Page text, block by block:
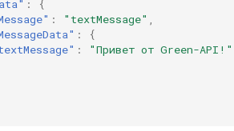
:
{
: "textMessage"
:
{
:
"Привет от Green-API!"